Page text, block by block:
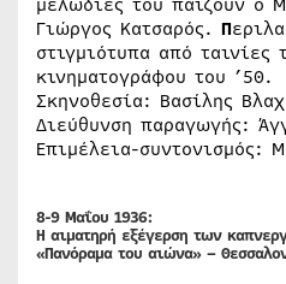
Γιώργος Κατσαρός. Π
στιγμιότυπα από ταινίες
κινηματογράφου του ’50.
Σκηνοθεσία: Βασίλης
Διεύθυνση παραγωγής:
Επιμέλεια-συντονισμός:
8-9 Μαΐου 1936:
Η αιματηρή εξέγερση των
«Πανόραμα του αιώνα» –